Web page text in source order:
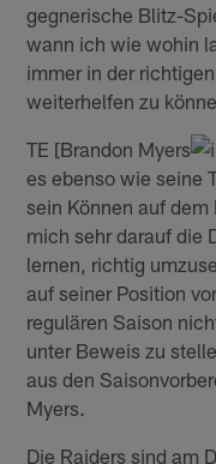
gegnerische Blitz-
wann ich wie wohin
immer in der
weiterhelfen zu
TE [Brandon Myers
es ebenso wie seine
sein Können auf
mich sehr darauf die
lernen, richtig
auf seiner Position
regulären Saison
unter Beweis zu
aus den
Myers.
Die Raiders sind am